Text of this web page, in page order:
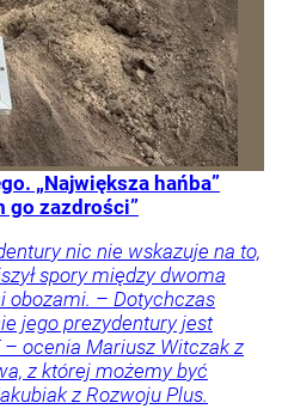
„Największa hańba”
go zazdrości”
nic nie wskazuje na to,
spory między dwoma
obozami. – Dotychczas
jego prezydentury jest
ocenia Mariusz Witczak z
z której możemy być
z Rozwoju Plus.